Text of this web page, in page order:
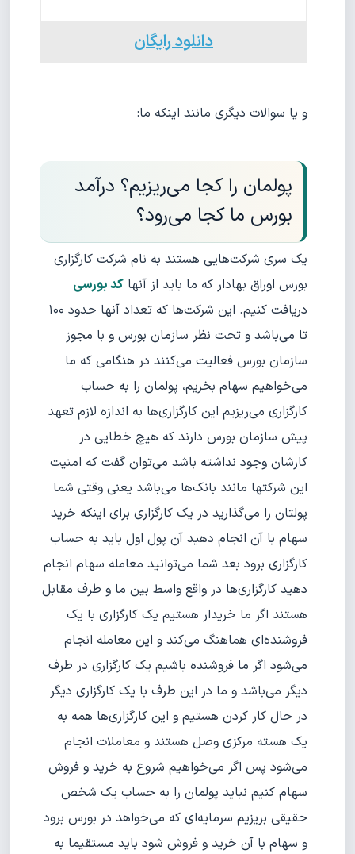
دانلود رایگان
و یا سوالات دیگری مانند اینکه ما:
پولمان را کجا می‌ریزیم؟ درآمد
بورس ما کجا می‌رود؟
یک سری شرکت‌هایی هستند به نام شرکت کارگزاری
بورس اوراق بهادار که ما باید از آنها کد بورسی
دریافت کنیم. این شرکت‌ها که تعداد آنها حدود ۱۰۰
تا می‌باشد و تحت نظر سازمان بورس و با مجوز
سازمان بورس فعالیت می‌کنند در هنگامی که ما
می‌خواهیم سهام بخریم، پولمان را به حساب
کارگزاری می‌ریزیم این کارگزاری‌ها به اندازه لازم تعهد
پیش سازمان بورس دارند که هیچ خطایی در
کارشان وجود نداشته باشد می‌توان گفت که امنیت
این شرکتها مانند بانک‌ها می‌باشد یعنی وقتی شما
پولتان را می‌گذارید در یک کارگزاری برای اینکه خرید
سهام با آن انجام دهید آن پول اول باید به حساب
کارگزاری برود بعد شما می‌توانید معامله سهام انجام
دهید کارگزاری‌ها در واقع واسط بین ما و طرف مقابل
هستند اگر ما خریدار هستیم یک کارگزاری با یک
فروشنده‌ای هماهنگ می‌کند و این معامله انجام
می‌شود اگر ما فروشنده باشیم یک کارگزاری در طرف
دیگر می‌باشد و ما در این طرف با یک کارگزاری دیگر
در حال کار کردن هستیم و این کارگزاری‌ها همه به
یک هسته مرکزی وصل هستند و معاملات انجام
می‌شود پس اگر می‌خواهیم شروع به خرید و فروش
سهام کنیم نباید پولمان را به حساب یک شخص
حقیقی بریزیم سرمایه‌ای که می‌خواهد در بورس برود
و سهام با آن خرید و فروش شود باید مستقیما به